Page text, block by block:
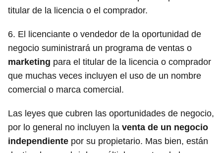
titular de la licencia o el comprador.
6. El licenciante o vendedor de la oportunidad de
negocio suministrará un programa de ventas o
marketing para el titular de la licencia o comprador
que muchas veces incluyen el uso de un nombre
comercial o marca comercial.
Las leyes que cubren las oportunidades de negocio,
por lo general no incluyen la venta de un negocio
independiente por su propietario. Mas bien, están